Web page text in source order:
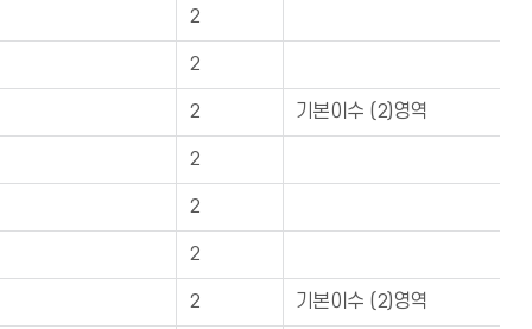
2
2
2 기본이수 (2)영역
2
2
2
2 기본이수 (2)영역